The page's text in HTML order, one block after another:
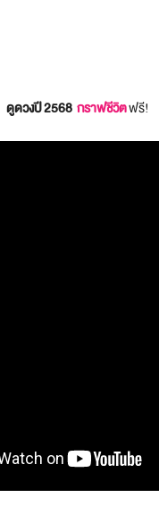
ดูดวงปี 2568 กราฟชีวิตฟรี!